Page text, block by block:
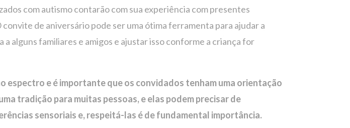
com autismo contarão com sua experiência com presentes
de aniversário pode ser uma ótima ferramenta para ajudar a
alguns familiares e amigos e ajustar isso conforme a criança for
espectro e é importante que os convidados tenham uma orientação
tradição para muitas pessoas, e elas podem precisar de
sensoriais e, respeitá-las é de fundamental importância.